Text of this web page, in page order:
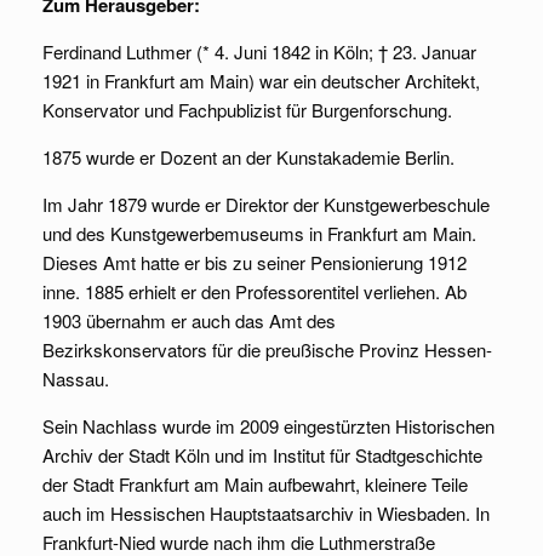
Ferdinand Luthmer (* 4. Juni 1842 in Köln; † 23. Januar
1921 in Frankfurt am Main) war ein deutscher Architekt,
Konservator und Fachpublizist für Burgenforschung.
1875 wurde er Dozent an der Kunstakademie Berlin.
Im Jahr 1879 wurde er Direktor der Kunstgewerbeschule
und des Kunstgewerbemuseums in Frankfurt am Main.
Dieses Amt hatte er bis zu seiner Pensionierung 1912
inne. 1885 erhielt er den Professorentitel verliehen. Ab
1903 übernahm er auch das Amt des
Bezirkskonservators für die preußische Provinz Hessen-
Nassau.
Sein Nachlass wurde im 2009 eingestürzten Historischen
Archiv der Stadt Köln und im Institut für Stadtgeschichte
der Stadt Frankfurt am Main aufbewahrt, kleinere Teile
auch im Hessischen Hauptstaatsarchiv in Wiesbaden. In
Frankfurt-Nied wurde nach ihm die Luthmerstraße